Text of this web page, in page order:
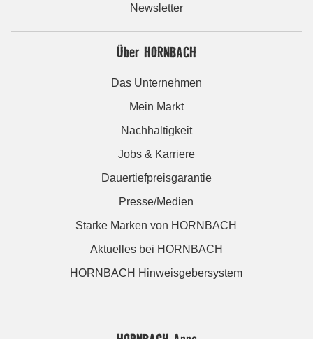
Newsletter
Über HORNBACH
Das Unternehmen
Mein Markt
Nachhaltigkeit
Jobs & Karriere
Dauertiefpreisgarantie
Presse/Medien
Starke Marken von HORNBACH
Aktuelles bei HORNBACH
HORNBACH Hinweisgebersystem